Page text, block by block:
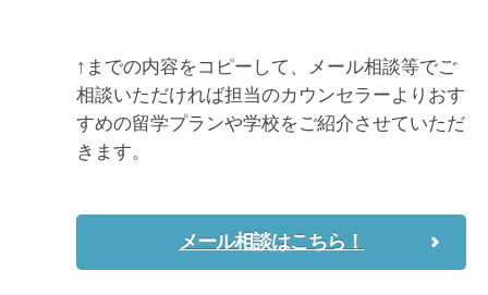
↑までの内容をコピーして、メール相談等でご
相談いただければ担当のカウンセラーよりおす
すめの留学プランや学校をご紹介させていただ
きます。
メール相談はこちら！